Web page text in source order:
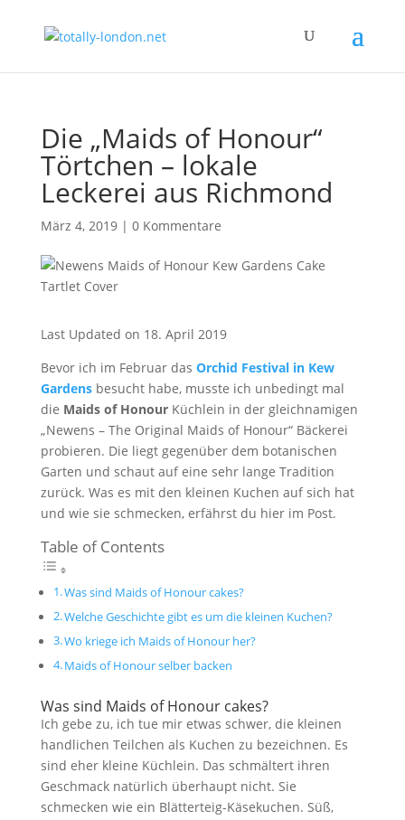
Die „Maids of Honour“
Törtchen – lokale
Leckerei aus Richmond
März 4, 2019| 0 Kommentare
Last Updated on 18. April 2019
Bevor ich im Februar das Orchid Festival in Kew
Gardensbesucht habe, musste ich unbedingt mal
die Maids of HonourKüchlein in der gleichnamigen
„Newens – The Original Maids of Honour“ Bäckerei
probieren. Die liegt gegenüber dem botanischen
Garten und schaut auf eine sehr lange Tradition
zurück. Was es mit den kleinen Kuchen auf sich hat
und wie sie schmecken, erfährst du hier im Post.
Table of Contents
Was sind Maids of Honour cakes?
Welche Geschichte gibt es um die kleinen Kuchen?
Wo kriege ich Maids of Honour her?
Maids of Honour selber backen
Was sind Maids of Honour cakes?
Ich gebe zu, ich tue mir etwas schwer, die kleinen
handlichen Teilchen als Kuchen zu bezeichnen. Es
sind eher kleine Küchlein. Das schmältert ihren
Geschmack natürlich überhaupt nicht. Sie
schmecken wie ein Blätterteig-Käsekuchen. Süß,